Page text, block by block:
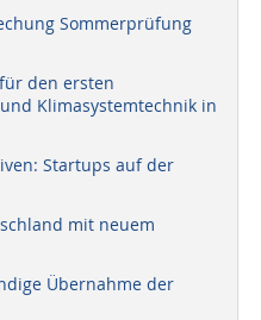
Sommerprüfung
den ersten
Klimasystemtechnik in
Startups auf der
mit neuem
Übernahme der